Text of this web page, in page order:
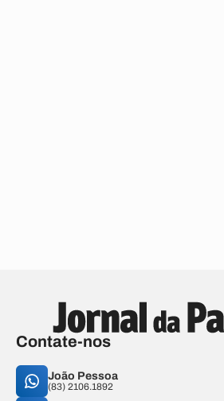
Contate-nos
João Pessoa
(83) 2106.1892